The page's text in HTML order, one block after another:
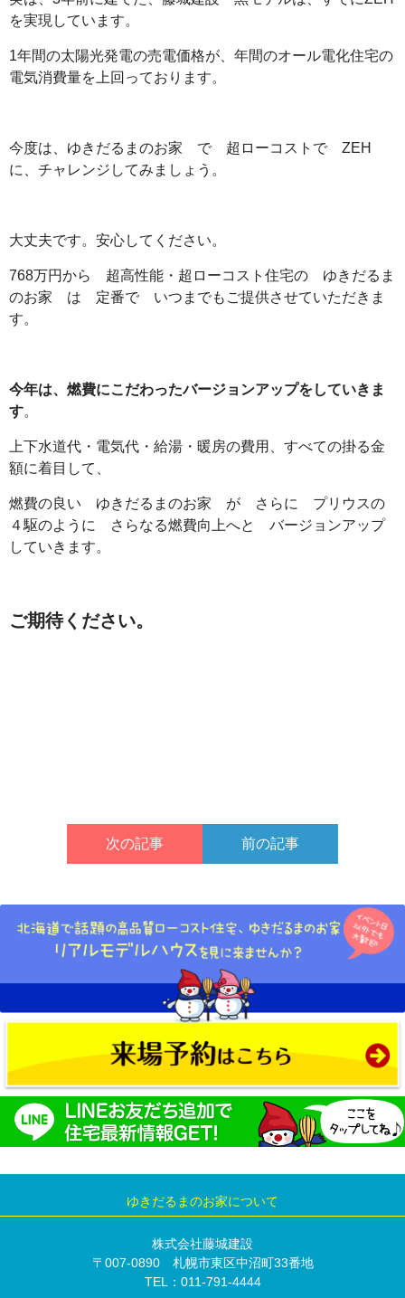
を実現しています。
1年間の太陽光発電の売電価格が、年間のオール電化住宅の
電気消費量を上回っております。
今度は、ゆきだるまのお家 で 超ローコストで ZEH
に、チャレンジしてみましょう。
大丈夫です。安心してください。
768万円から 超高性能・超ローコスト住宅の ゆきだるま
のお家 は 定番で いつまでもご提供させていただきま
す。
今年は、燃費にこだわったバージョンアップをしていきま
す。
上下水道代・電気代・給湯・暖房の費用、すべての掛る金
額に着目して、
燃費の良い ゆきだるまのお家 が さらに プリウスの
４駆のように さらなる燃費向上へと バージョンアップ
していきます。
ご期待ください。
次の記事 前の記事
ゆきだるまのお家について
株式会社藤城建設
〒007-0890 札幌市東区中沼町33番地
TEL：011-791-4444